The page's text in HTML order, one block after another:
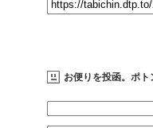
お便りを投函。ポト